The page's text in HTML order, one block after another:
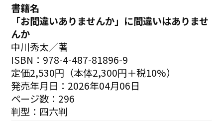
書籍名
「お間違いありませんか」に間違いはありませ
んか
中川秀太／著
ISBN：978-4-487-81896-9
定価2,530円（本体2,300円＋税10%）
発売年月日：2026年04月06日
ページ数：296
判型：四六判